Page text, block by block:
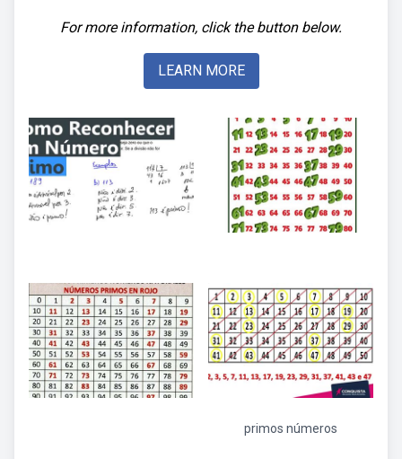
For more information, click the button below.
LEARN MORE
primos números